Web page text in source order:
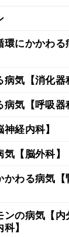
環にかかわる
気【消化器
気【呼吸器
経内科】
【脳外科】
かわる病気【
ンの病気【内
】